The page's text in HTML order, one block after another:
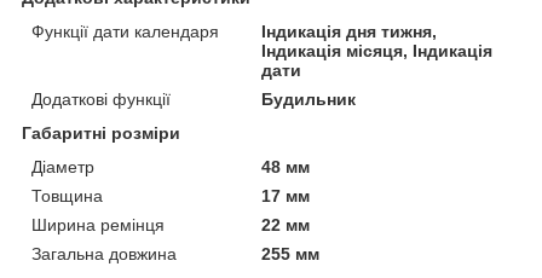
Функції дати календаря
Індикація дня тижня,
Індикація місяця, Індикація
дати
Додаткові функції
Будильник
Габаритні розміри
Діаметр
48 мм
Товщина
17 мм
Ширина ремінця
22 мм
Загальна довжина
255 мм